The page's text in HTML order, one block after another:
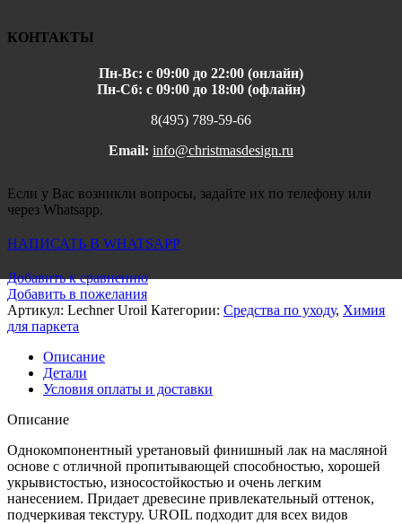
КОНТАКТЫ
Пн-Вс: с 09:00 до 22:00 (онлайн)
Пн-Сб: с 09:00 до 18:00 (офлайн)
8(495) 789-59-66
Email: info@christmasdesign.ru
Если у Вас возникли вопросы, задайте их по телефону или
через Whatsapp.
НАПИСАТЬ В WHATSAPP
Добавить к сравнению
Добавить в пожелания
Артикул: Lechner Uroil Категории: Средства по уходу, Химия
для паркета
Описание
Детали
Условия оплаты и доставки
Описание
Однокомпонентный уретановый финишный лак на масляной
основе с отличной пропитывающей способностью, хорошей
укрывистостью, износостойкостью и очень легким
нанесением. Придает древесине привлекательный оттенок,
подчеркивая текстуру. UROIL подходит для всех видов